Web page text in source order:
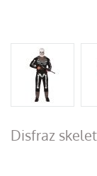
Disfraz